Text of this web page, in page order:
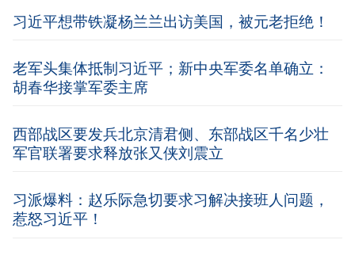
习近平想带铁凝杨兰兰出访美国，被元老拒绝！
老军头集体抵制习近平；新中央军委名单确立：
胡春华接掌军委主席
西部战区要发兵北京清君侧、东部战区千名少壮
军官联署要求释放张又侠刘震立
习派爆料：赵乐际急切要求习解决接班人问题，
惹怒习近平！